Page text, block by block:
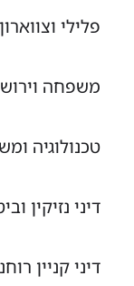
פלילי
משפחה
טכנולוגיה
דיני נזיקין
דיני קניין